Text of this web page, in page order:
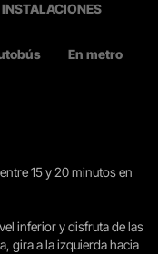
INSTALACIONES
En metro
15 y 20 minutos en
inferior y disfruta de las
gira a la izquierda hacia